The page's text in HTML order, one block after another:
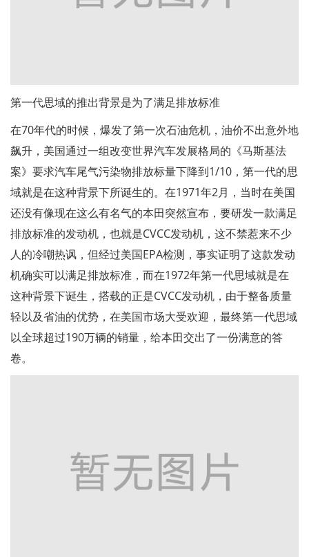
第一代思域的推出背景是为了满足排放标准
在70年代的时候，爆发了第一次石油危机，油价不出意外地
飙升，美国通过一组改变世界汽车发展格局的《马斯基法
案》要求汽车尾气污染物排放标量下降到1/10，第一代的思
域就是在这种背景下所诞生的。在1971年2月，当时在美国
还没有像现在这么有名气的本田突然宣布，要研发一款满足
排放标准的发动机，也就是CVCC发动机，这不禁惹来不少
人的冷嘲热讽，但经过美国EPA检测，事实证明了这款发动
机确实可以满足排放标准，而在1972年第一代思域就是在
这种背景下诞生，搭载的正是CVCC发动机，由于整备质量
轻以及省油的优势，在美国市场大受欢迎，最终第一代思域
以全球超过190万辆的销量，给本田交出了一份满意的答
卷。